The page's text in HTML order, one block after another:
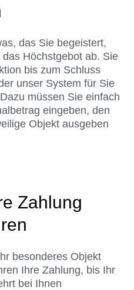
das Sie begeistert,
Höchstgebot ab. Sie
bis zum Schluss
unser System für Sie
müssen Sie einfach
eingeben, den
Objekt ausgeben
Zahlung
besonderes Objekt
Ihre Zahlung, bis Ihr
bei Ihnen